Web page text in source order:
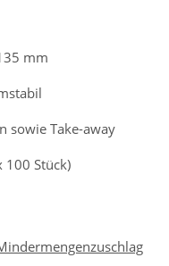
mm
sowie Take-away
100 Stück)